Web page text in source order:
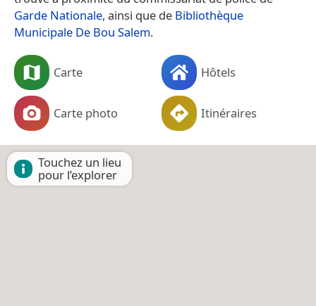
Garde Nationale, ainsi que de Bibliothèque
Municipale De Bou Salem.
Carte Hôtels
Carte photo Itinéraires
Touchez un lieu
pour l’explorer